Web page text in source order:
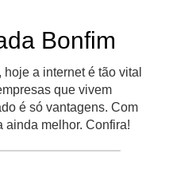
Bonfim
a internet é tão vital
que vivem
é só vantagens. Com
ainda melhor. Confira!